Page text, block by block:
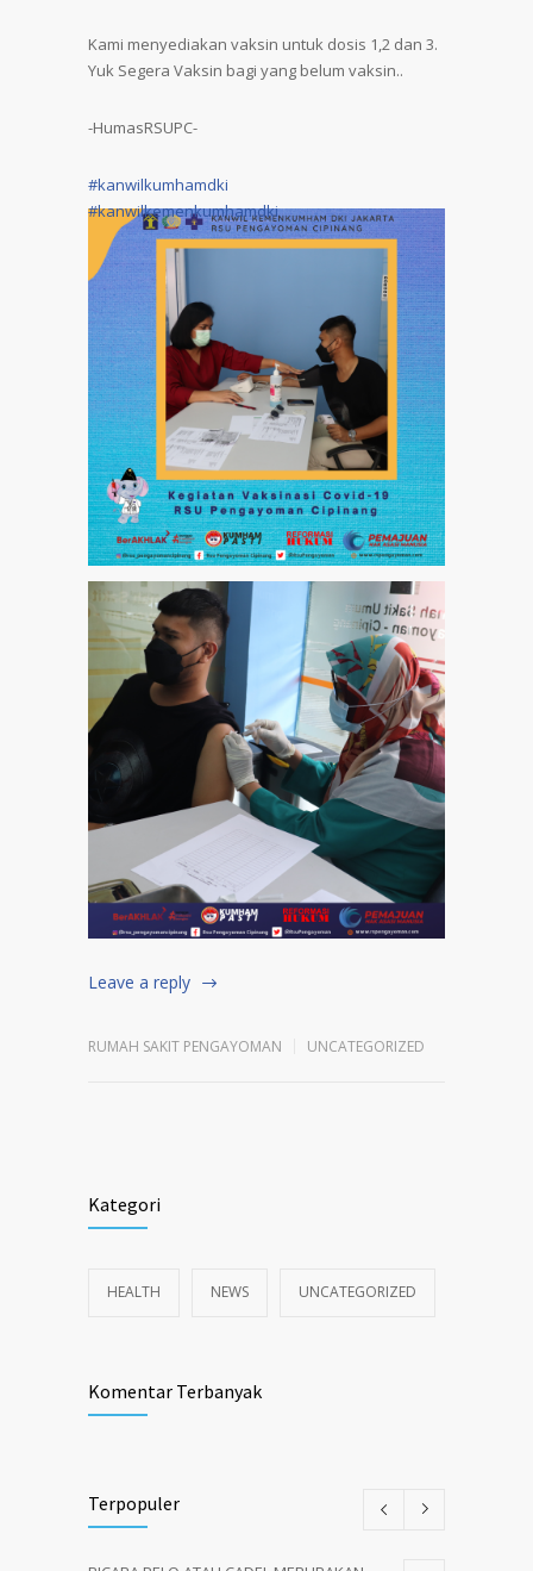
Kami menyediakan vaksin untuk dosis 1,2 dan 3.
Yuk Segera Vaksin bagi yang belum vaksin..
-HumasRSUPC-
#kanwilkumhamdki
#kanwilkemenkumhamdki
Leave a reply
RUMAH SAKIT PENGAYOMAN UNCATEGORIZED
Kategori
HEALTH NEWS UNCATEGORIZED
Komentar Terbanyak
Terpopuler